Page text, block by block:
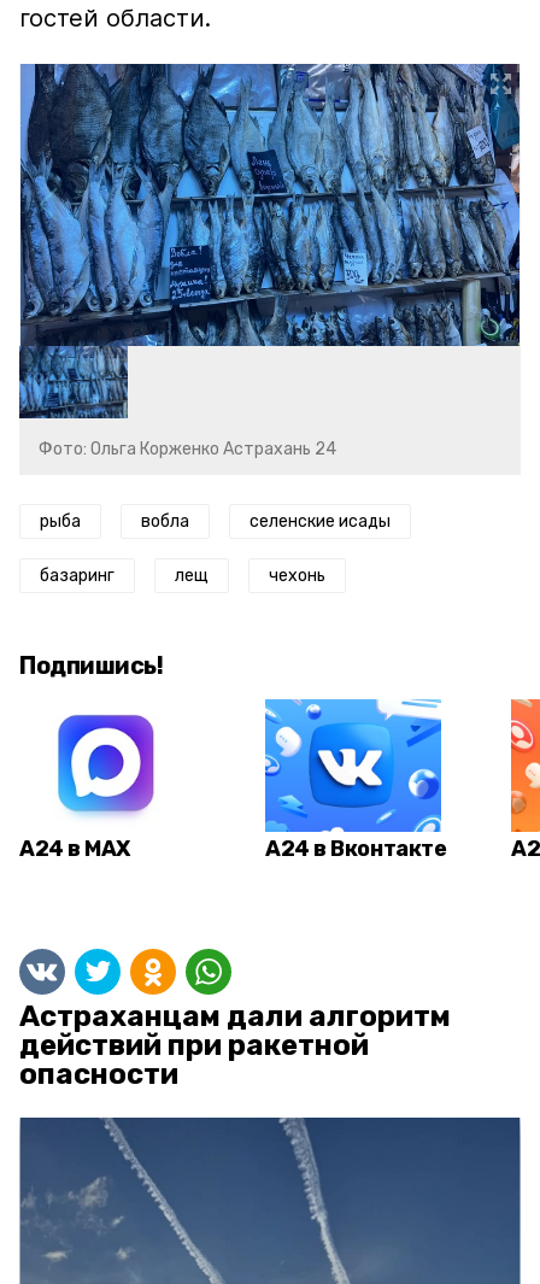
гостей области.
Фото: Ольга Корженко Астрахань 24
рыба вобла селенские исады
базаринг лещ чехонь
Подпишись!
А24 в MAX А24 в Вконтакте
Астраханцам дали алгоритм
действий при ракетной
опасности